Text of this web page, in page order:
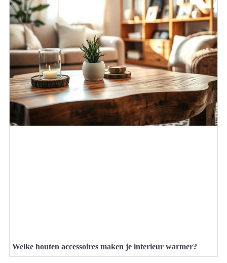
Welke houten accessoires maken je interieur warmer?